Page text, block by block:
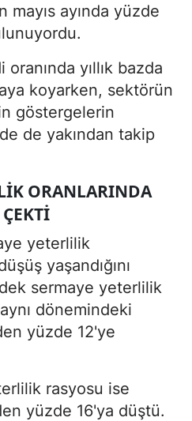
mayıs ayında yüzde
yıllık bazda
koyarken, sektörün
göstergelerin
de yakından takip
ORANLARINDA
yeterlilik
yaşandığını
sermaye yeterlilik
dönemindeki
yüzde 12'ye
rasyosu ise
yüzde 16'ya düştü.